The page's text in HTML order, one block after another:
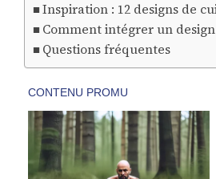
Inspiration : 12 designs de
Comment intégrer un
Questions fréquentes